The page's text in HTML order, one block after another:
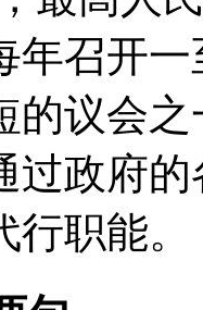
年召开
的议会
过政府
职能。